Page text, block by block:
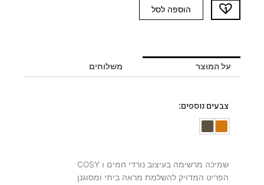
כמות
של
LISA
הוספה לסל
על המוצר משלוחים
צבעים נוספים:
שמיכה מרשימה בעיצוב נורדי חמים ו COSY
הפריט המדויק להשלמת מראה ביתי ומסוגנן